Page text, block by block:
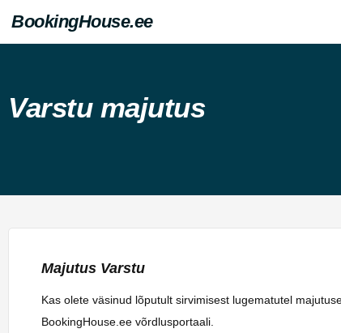
BookingHouse.ee
Varstu majutus
Majutus Varstu
Kas olete väsinud lõputult sirvimisest lugematutel
BookingHouse.ee võrdlusportaali.